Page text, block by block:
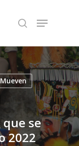
se
2022